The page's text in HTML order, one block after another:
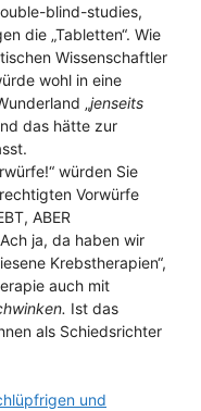
blind-studies,
die „Tabletten“. Wie
Wissenschaftler
wohl in eine
„jenseits
das hätte zur
würden Sie
Vorwürfe
ABER
ja, da haben wir
Krebstherapien“,
auch mit
Ist das
als Schiedsrichter
und